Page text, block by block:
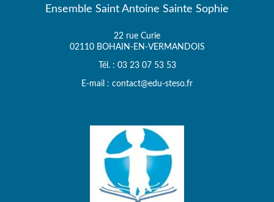
Ensemble Saint Antoine Sainte Sophie
22 rue Curie
02110 BOHAIN-EN-VERMANDOIS
Tél. : 03 23 07 53 53
E-mail : contact@edu-steso.fr